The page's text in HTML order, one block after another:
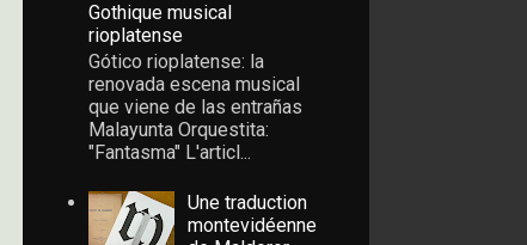
Gothique musical
rioplatense
Gótico rioplatense: la
renovada escena musical
que viene de las entrañas
Malayunta Orquestita:
"Fantasma" L'articl...
Une traduction
montevidéenne